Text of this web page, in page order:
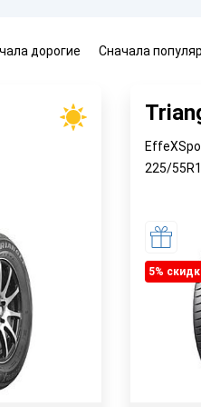
дорогие Сначала
225/
5%